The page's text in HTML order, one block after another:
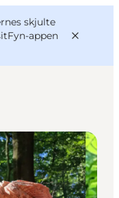
skjulte
appen